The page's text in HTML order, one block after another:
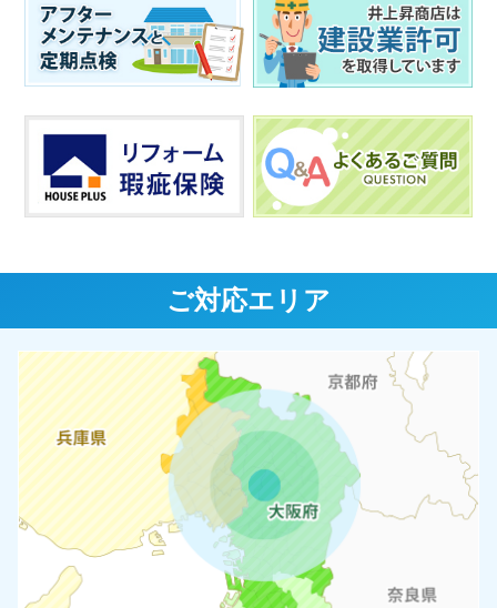
ご対応エリア